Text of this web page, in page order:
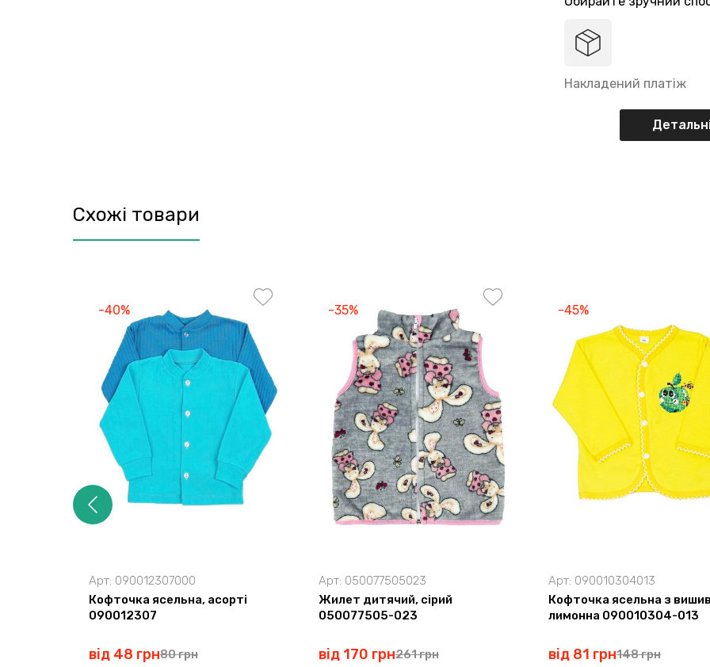
Накладений платіж
Схожі товари
-40%
Арт: 090012307000
Кофточка ясельна, асорті
090012307
від 48 грн80 грн
-35%
Арт: 050077505023
Жилет дитячий, сірий
050077505-023
від 170 грн261 грн
-45%
Арт: 090010304013
Кофточка ясельна з
лимонна 090010304-013
від 81 грн148 грн